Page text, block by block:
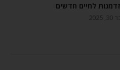
לחיים חדשים